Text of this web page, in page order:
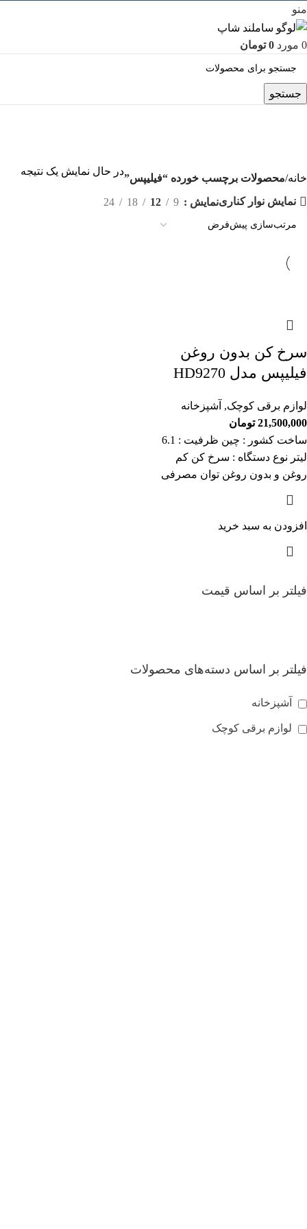
منو
0 مورد 0 تومان
جستجو
فیلتر بر اساس قیمت
فیلتر بر اساس دسته‌های محصولات
آشپزخانه
لوازم برقی کوچک
خانه محصولات برچسب خورده “فیلیپس”
در حال نمایش یک نتیجه
نمایش نوار کنارینمایش 9
12
18
24
سرخ کن بدون روغن
فیلیپس مدل HD9270
لوازم برقی کوچک, آشپزخانه
21,500,000 تومان
ساخت کشور : چین ظرفیت : 6.1
لیتر نوع دستگاه : سرخ کن کم
روغن و بدون روغن توان مصرفی
افزودن به سبد خرید